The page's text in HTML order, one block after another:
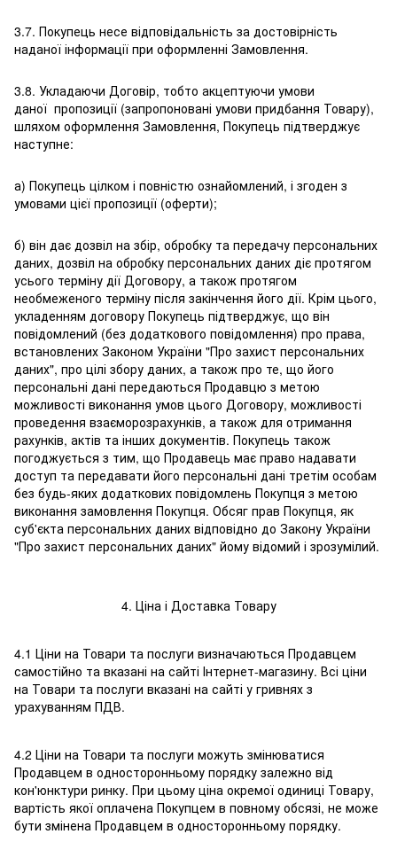
3.7. Покупець несе відповідальність за достовірність
наданої інформації при оформленні Замовлення.
3.8. Укладаючи Договір, тобто акцептуючи умови
даної пропозиції (запропоновані умови придбання Товару),
шляхом оформлення Замовлення, Покупець підтверджує
наступне:
а) Покупець цілком і повністю ознайомлений, і згоден з
умовами цієї пропозиції (оферти);
б) він дає дозвіл на збір, обробку та передачу персональних
даних, дозвіл на обробку персональних даних діє протягом
усього терміну дії Договору, а також протягом
необмеженого терміну після закінчення його дії. Крім цього,
укладенням договору Покупець підтверджує, що він
повідомлений (без додаткового повідомлення) про права,
встановлених Законом України "Про захист персональних
даних", про цілі збору даних, а також про те, що його
персональні дані передаються Продавцю з метою
можливості виконання умов цього Договору, можливості
проведення взаєморозрахунків, а також для отримання
рахунків, актів та інших документів. Покупець також
погоджується з тим, що Продавець має право надавати
доступ та передавати його персональні дані третім особам
без будь-яких додаткових повідомлень Покупця з метою
виконання замовлення Покупця. Обсяг прав Покупця, як
суб'єкта персональних даних відповідно до Закону України
"Про захист персональних даних" йому відомий і зрозумілий.
4. Ціна і Доставка Товару
4.1 Ціни на Товари та послуги визначаються Продавцем
самостійно та вказані на сайті Інтернет-магазину. Всі ціни
на Товари та послуги вказані на сайті у гривнях з
урахуванням ПДВ.
4.2 Ціни на Товари та послуги можуть змінюватися
Продавцем в односторонньому порядку залежно від
кон'юнктури ринку. При цьому ціна окремої одиниці Товару,
вартість якої оплачена Покупцем в повному обсязі, не може
бути змінена Продавцем в односторонньому порядку.